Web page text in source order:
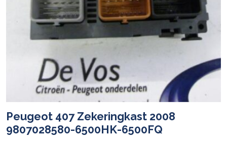
Peugeot 407 Zekeringkast 2008
9807028580-6500HK-6500FQ